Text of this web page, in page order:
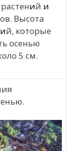
ий и
Высота
ий, которые
осенью
5 см.